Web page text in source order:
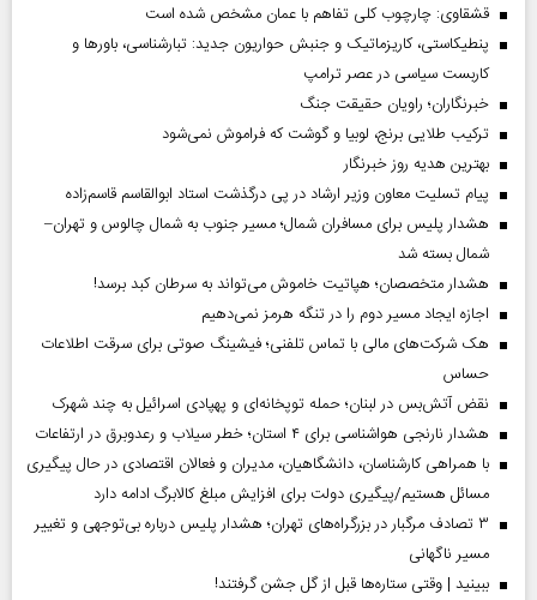
قشقاوی: چارچوب کلی تفاهم با عمان مشخص شده است
پنطیکاستی، کاریزماتیک و جنبش حواریون جدید: تبارشناسی، باور‌ها و
کاربست سیاسی در عصر ترامپ
خبرنگاران؛ راویان حقیقت جنگ
ترکیب طلایی برنج، لوبیا و گوشت که فراموش نمی‌شود
بهترین هدیه روز خبرنگار
پیام تسلیت معاون وزیر ارشاد در پی درگذشت استاد ابوالقاسم قاسم‌زاده
هشدار پلیس برای مسافران شمال؛ مسیر جنوب به شمال چالوس و تهران–
شمال بسته شد
هشدار متخصصان؛ هپاتیت خاموش می‌تواند به سرطان کبد برسد!
اجازه ایجاد مسیر دوم را در تنگه هرمز نمی‌دهیم
هک شرکت‌های مالی با تماس تلفنی؛ فیشینگ صوتی برای سرقت اطلاعات
حساس
نقض آتش‌بس در لبنان؛ حمله توپخانه‌ای و پهپادی اسرائیل به چند شهرک
هشدار نارنجی هواشناسی برای ۴ استان؛ خطر سیلاب و رعدوبرق در ارتفاعات
با همراهی کارشناسان، دانشگاهیان، مدیران و فعالان اقتصادی در حال پیگیری
مسائل هستیم/پیگیری دولت برای افزایش مبلغ کالابرگ ادامه دارد
۳ تصادف مرگبار در بزرگراه‌های تهران؛ هشدار پلیس درباره بی‌توجهی و تغییر
مسیر ناگهانی
ببینید | وقتی ستاره‌ها قبل از گل جشن گرفتند!